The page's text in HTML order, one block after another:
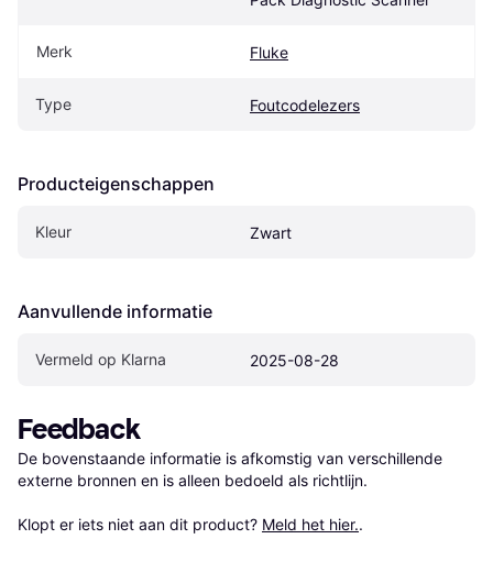
Merk Fluke
Type Foutcodelezers
Producteigenschappen
Kleur Zwart
Aanvullende informatie
Vermeld op Klarna 2025-08-28
Feedback
De bovenstaande informatie is afkomstig van verschillende
externe bronnen en is alleen bedoeld als richtlijn.
Klopt er iets niet aan dit product? Meld het hier..